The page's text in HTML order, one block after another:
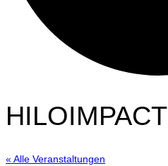
HILOIMPACT
« Alle Veranstaltungen